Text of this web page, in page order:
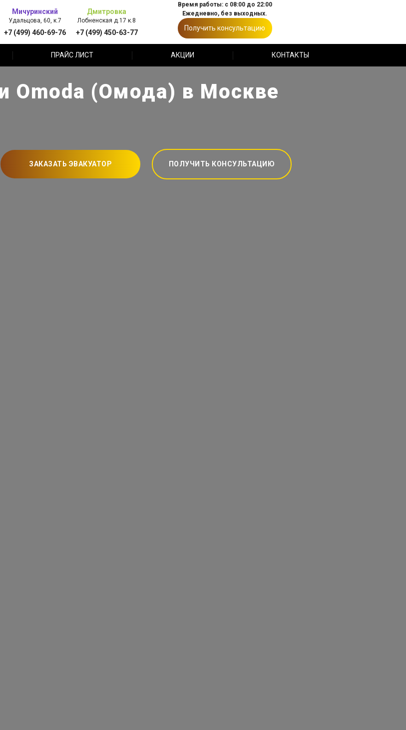
Мичуринский
Удальцова, 60, к.7
+7 (499) 460-69-76
Дмитровка
Лобненская д.17 к.8
+7 (499) 450-63-77
Время работы: с 08:00 до 22:00
Ежедневно, без выходных.
Получить консультацию
ПРАЙС ЛИСТ АКЦИИ КОНТАКТЫ
Omoda (Омода) в Москве
ЗАКАЗАТЬ ЭВАКУАТОР ПОЛУЧИТЬ КОНСУЛЬТАЦИЮ